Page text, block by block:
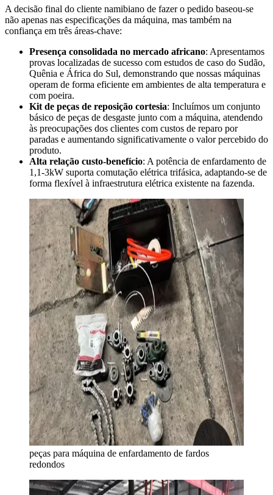
A decisão final do cliente namibiano de fazer o pedido baseou-se
não apenas nas especificações da máquina, mas também na
confiança em três áreas-chave:
Presença consolidada no mercado africano: Apresentamos
provas localizadas de sucesso com estudos de caso do Sudão,
Quênia e África do Sul, demonstrando que nossas máquinas
operam de forma eficiente em ambientes de alta temperatura e
com poeira.
Kit de peças de reposição cortesia: Incluímos um conjunto
básico de peças de desgaste junto com a máquina, atendendo
às preocupações dos clientes com custos de reparo por
paradas e aumentando significativamente o valor percebido do
produto.
Alta relação custo-benefício: A potência de enfardamento de
1,1-3kW suporta comutação elétrica trifásica, adaptando-se de
forma flexível à infraestrutura elétrica existente na fazenda.
peças para máquina de enfardamento de fardos
redondos